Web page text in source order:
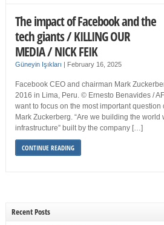
The impact of Facebook and the
tech giants / KILLING OUR
MEDIA / NICK FEIK
Güneyin Işıkları | February 16, 2025
Facebook CEO and chairman Mark
2016 in Lima, Peru. © Ernesto Benavides /
want to focus on the most important question
Mark Zuckerberg. “Are we building the world
infrastructure” built by the company […]
CONTINUE READING
Recent Posts